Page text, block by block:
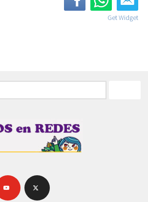
Get Widget